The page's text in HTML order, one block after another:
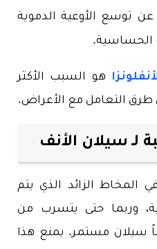
عن توسع الأوعية الدموية
الحساسية.
هو السبب الأكثر
التعامل مع الأعراض.
لـ سيلان الأنف
المخاط الزائد الذي يتم
وربما حتى يتسرب من
سيلان مستمر. يمنع هذا